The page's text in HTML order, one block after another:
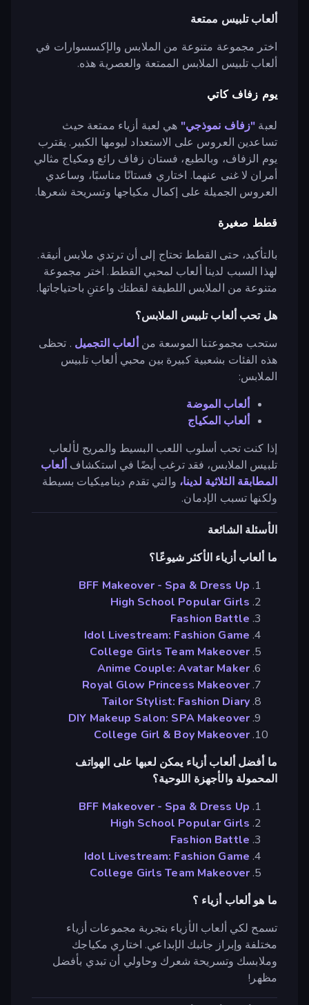
ألعاب تلبيس ممتعة
اختر مجموعة متنوعة من الملابس والإكسسوارات في
ألعاب تلبيس الملابس الممتعة والعصرية هذه.
يوم زفاف كاتي
لعبة "زفاف نموذجي" هي لعبة أزياء ممتعة حيث
تساعدين العروس على الاستعداد ليومها الكبير. يقترب
يوم الزفاف، وبالطبع، فستان زفاف رائع ومكياج مثالي
أمران لا غنى عنهما. اختاري فستانًا مناسبًا، وساعدي
العروس الجميلة على إكمال مكياجها وتسريحة شعرها.
قطط صغيرة
بالتأكيد، حتى القطط تحتاج إلى أن ترتدي ملابس أنيقة.
لهذا السبب لدينا ألعاب لمحبي القطط. اختر مجموعة
متنوعة من الملابس اللطيفة لقطتك واعتنِ باحتياجاتها.
هل تحب ألعاب تلبيس الملابس؟
ستحب مجموعتنا الموسعة منألعاب التجميل . تحظى
هذه الفئات بشعبية كبيرة بين محبي ألعاب تلبيس
الملابس:
ألعاب الموضة
ألعاب المكياج
إذا كنت تحب أسلوب اللعب البسيط والمريح لألعاب
تلبيس الملابس، فقد ترغب أيضًا في استكشافألعاب
المطابقة الثلاثية لدينا، والتي تقدم ديناميكيات بسيطة
ولكنها تسبب الإدمان.
الأسئلة الشائعة
ما ألعاب أزياء الأكثر شيوعًا؟
BFF Makeover - Spa & Dress Up
High School Popular Girls
Fashion Battle
Idol Livestream: Fashion Game
College Girls Team Makeover
Anime Couple: Avatar Maker
Royal Glow Princess Makeover
Tailor Stylist: Fashion Diary
DIY Makeup Salon: SPA Makeover
College Girl & Boy Makeover
ما أفضل ألعاب أزياء يمكن لعبها على الهواتف
المحمولة والأجهزة اللوحية؟
BFF Makeover - Spa & Dress Up
High School Popular Girls
Fashion Battle
Idol Livestream: Fashion Game
College Girls Team Makeover
ما هو ألعاب أزياء ؟
تسمح لكي ألعاب الأزياء بتجربة مجموعات أزياء
مختلفة وإبراز جانبك الإبداعي. اختاري مكياجك
وملابسك وتسريحة شعرك وحاولي أن تبدي بأفضل
مظهر!